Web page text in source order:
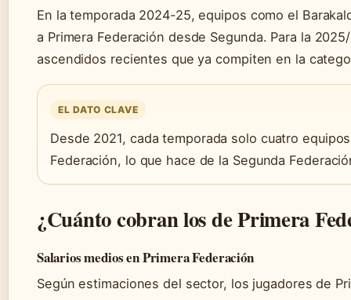
En la temporada 2024-25, equipos como el
a Primera Federación desde Segunda. Para la
ascendidos recientes que ya compiten en la
EL DATO CLAVE
Desde 2021, cada temporada solo cuatro
Federación, lo que hace de la Segunda
¿Cuánto cobran los de Primera
Salarios medios en Primera Federación
Según estimaciones del sector, los jugadores de